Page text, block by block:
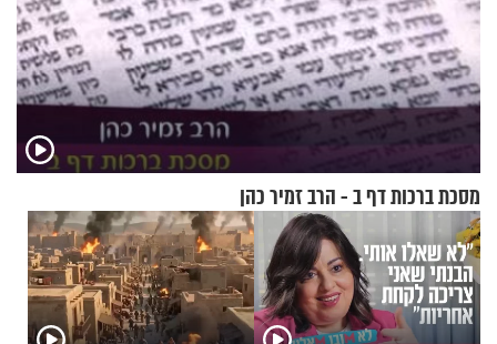
מסכת ברכות דף ב - הרב זמיר כהן